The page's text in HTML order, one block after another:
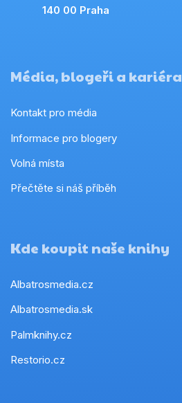
140 00 Praha
Média, blogeři a kariéra
Kontakt pro média
Informace pro blogery
Volná místa
Přečtěte si náš příběh
Kde koupit naše knihy
Albatrosmedia.cz
Albatrosmedia.sk
Palmknihy.cz
Restorio.cz